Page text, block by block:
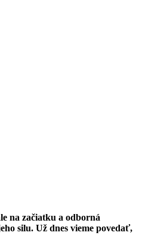
na začiatku a odborná
silu. Už dnes vieme povedať,